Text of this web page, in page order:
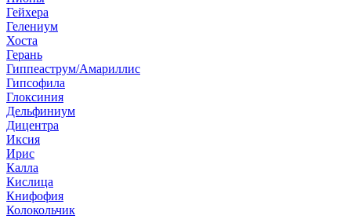
Гейхера
Гелениум
Хоста
Герань
Гиппеаструм/Амариллис
Гипсофила
Глоксиния
Дельфиниум
Дицентра
Иксия
Ирис
Калла
Кислица
Книфофия
Колокольчик